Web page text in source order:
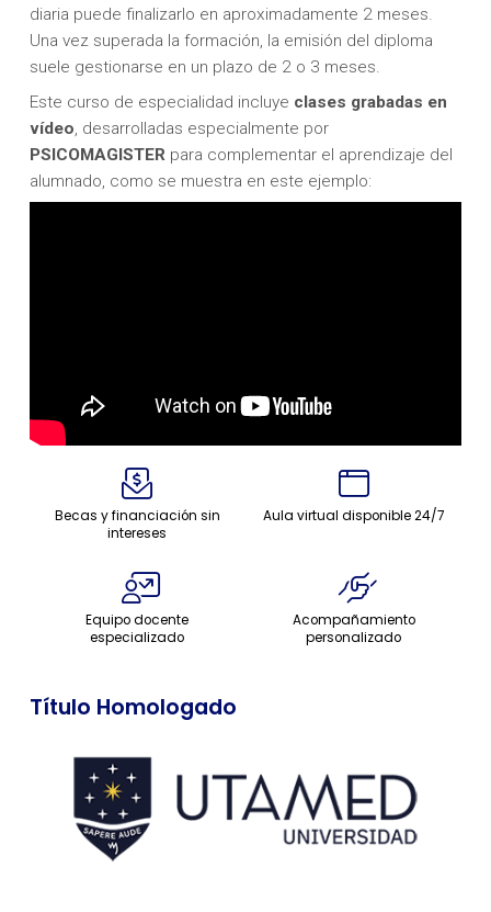
diaria puede finalizarlo en aproximadamente 2 meses.
Una vez superada la formación, la emisión del diploma
suele gestionarse en un plazo de 2 o 3 meses.
Este curso de especialidad incluye clases grabadas en
vídeo , desarrolladas especialmente por
PSICOMAGISTER para complementar el aprendizaje del
alumnado, como se muestra en este ejemplo:
Becas y financiación sin
intereses
Aula virtual disponible 24/7
Equipo docente
especializado
Acompañamiento
personalizado
Título Homologado